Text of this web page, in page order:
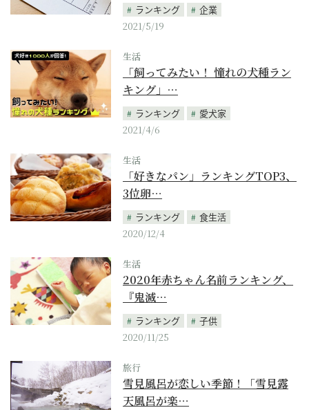
ランキング
企業
2021/5/19
生活
「飼ってみたい！ 憧れの犬種ラン
キング」…
ランキング
愛犬家
2021/4/6
生活
「好きなパン」ランキングTOP3、
3位卵…
ランキング
食生活
2020/12/4
生活
2020年赤ちゃん名前ランキング、
『鬼滅…
ランキング
子供
2020/11/25
旅行
雪見風呂が恋しい季節！「雪見露
天風呂が楽…